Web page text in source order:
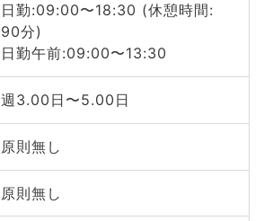
日勤:09:00〜18:30 (休憩時間:
90分)
日勤午前:09:00〜13:30
週3.00日〜5.00日
原則無し
原則無し